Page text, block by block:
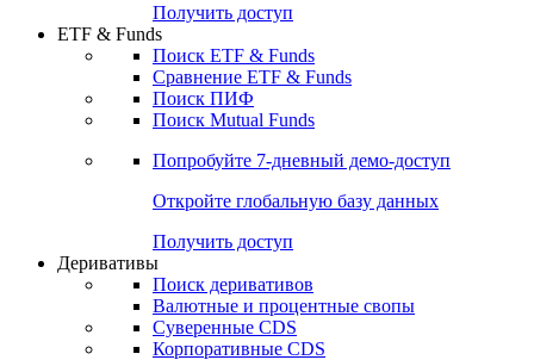
Получить доступ
ETF & Funds
Поиск ETF & Funds
Сравнение ETF & Funds
Поиск ПИФ
Поиск Mutual Funds
Попробуйте 7-дневный демо-доступ
Откройте глобальную базу данных
Получить доступ
Деривативы
Поиск деривативов
Валютные и процентные свопы
Суверенные CDS
Корпоративные CDS